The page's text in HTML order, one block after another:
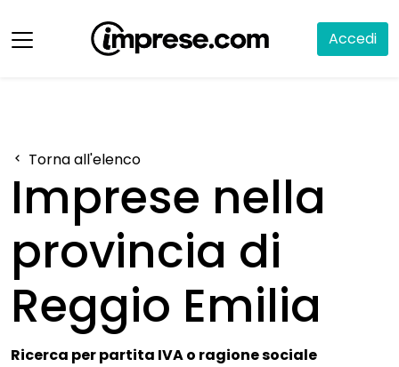
Accedi
Torna all'elenco
Imprese nella
provincia di
Reggio Emilia
Ricerca per partita IVA o ragione sociale